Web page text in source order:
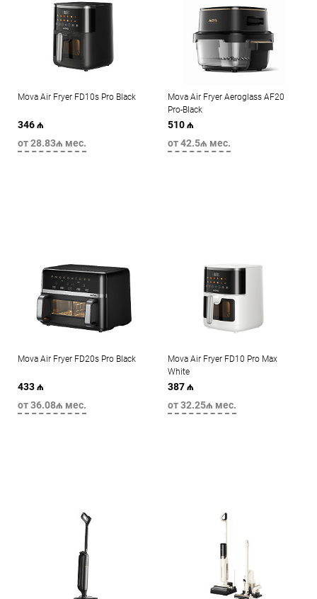
Mova Air Fryer FD10s Pro Black
346 ₼
от 28.83₼ мес.
Mova Air Fryer Aeroglass AF20
Pro-Black
510 ₼
от 42.5₼ мес.
Mova Air Fryer FD20s Pro Black
433 ₼
от 36.08₼ мес.
Mova Air Fryer FD10 Pro Max
White
387 ₼
от 32.25₼ мес.